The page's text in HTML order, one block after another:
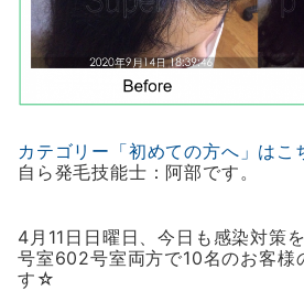
カテゴリー「初めての方へ」はこ
自ら発毛技能士：阿部です。
4月11日日曜日、今日も感染対策
号室602号室両方で10名のお客様
す☆